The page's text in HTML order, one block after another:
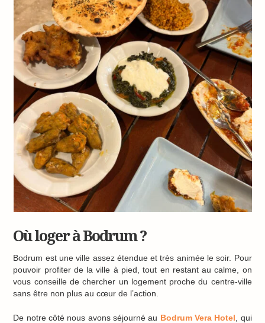
Où loger à Bodrum ?
Bodrum est une ville assez étendue et très animée le soir. Pour
pouvoir profiter de la ville à pied, tout en restant au calme, on
vous conseille de chercher un logement proche du centre-ville
sans être non plus au cœur de l’action.
De notre côté nous avons séjourné au Bodrum Vera Hotel , qui